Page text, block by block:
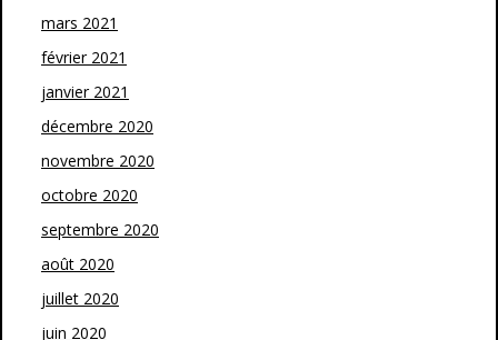
mars 2021
février 2021
janvier 2021
décembre 2020
novembre 2020
octobre 2020
septembre 2020
août 2020
juillet 2020
juin 2020